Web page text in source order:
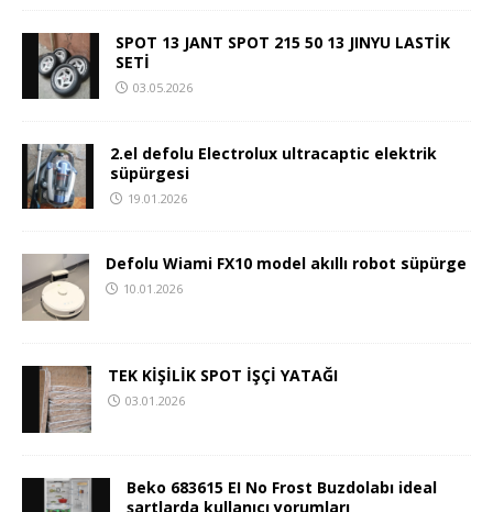
SPOT 13 JANT SPOT 215 50 13 JINYU LASTİK
SETİ
03.05.2026
2.el defolu Electrolux ultracaptic elektrik
süpürgesi
19.01.2026
Defolu Wiami FX10 model akıllı robot süpürge
10.01.2026
TEK KİŞİLİK SPOT İŞÇİ YATAĞI
03.01.2026
Beko 683615 EI No Frost Buzdolabı ideal
şartlarda kullanıcı yorumları